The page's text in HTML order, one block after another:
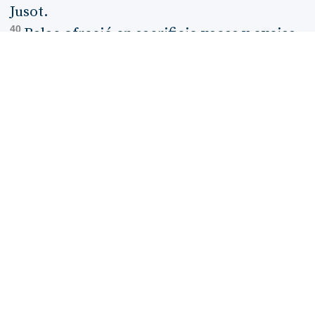
Jusot.
40 Balac ofreció en sacrificio vacas y ovejas,